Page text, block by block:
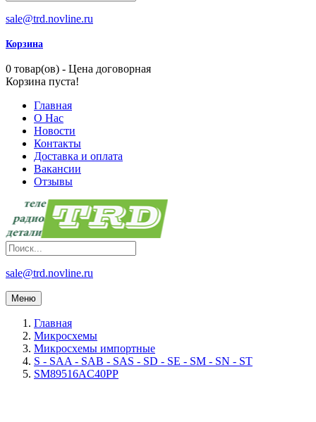
sale@trd.novline.ru
Корзина
0 товар(ов) - Цена договорная
Корзина пуста!
Главная
О Нас
Новости
Контакты
Доставка и оплата
Вакансии
Отзывы
sale@trd.novline.ru
Меню
Главная
Микросхемы
Микросхемы импортные
S - SAA - SAB - SAS - SD - SE - SM - SN - ST
SM89516AC40PP